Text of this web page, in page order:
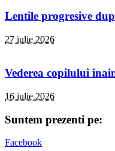
Lentile progresive
27 iulie 2026
Vederea copilului
16 iulie 2026
Suntem prezenti pe:
Facebook